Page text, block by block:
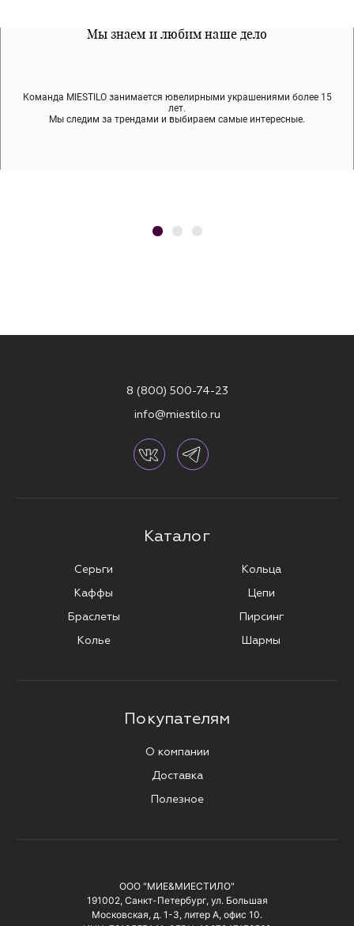
Мы знаем и любим наше дело
Команда MIESTILO занимается ювелирными украшениями более 15
лет.
Мы следим за трендами и выбираем самые интересные.
Все наши материалы гипоалергенны
Мы используем покрытие (родий, ювелирный сплав), которое не
содержит никеля и свинца — это исключает аллергию.
Примерка перед покупкой
Во время доставки спокойно примеряйте украшения, выбирайте те,
что вам нравятся, остальные заберёт курьер.
8 (800) 500-74-23
info@miestilo.ru
Каталог
Серьги
Каффы
Браслеты
Колье
Кольца
Цепи
Пирсинг
Шармы
Покупателям
О компании
Доставка
Полезное
ООО "МИЕ&МИЕСТИЛО"
191002, Санкт-Петербург, ул. Большая
Московская, д. 1-3, литер А, офис 10.